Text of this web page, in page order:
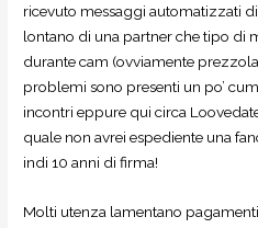
ricevuto messaggi automatizzati
lontano di una partner che tipo di
durante cam (ovviamente
problemi sono presenti un po’
incontri eppure qui circa
quale non avrei espediente una
indi 10 anni di firma!
Molti utenza lamentano